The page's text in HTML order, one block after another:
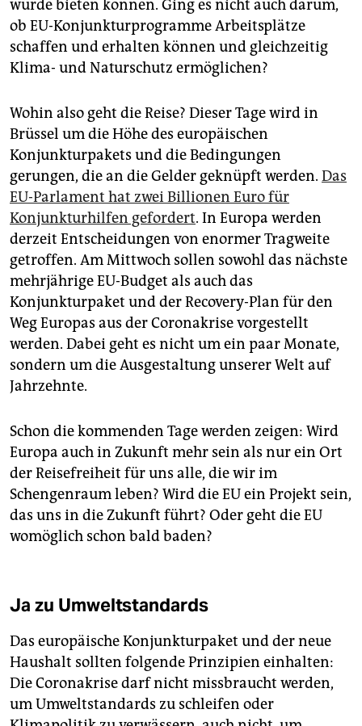
würde bieten können. Ging es nicht auch darum,
ob EU-Konjunkturprogramme Arbeitsplätze
schaffen und erhalten können und gleichzeitig
Klima- und Naturschutz ermöglichen?
Wohin also geht die Reise? Dieser Tage wird in
Brüssel um die Höhe des europäischen
Konjunkturpakets und die Bedingungen
gerungen, die an die Gelder geknüpft werden. Das
EU-Parlament hat zwei Billionen Euro für
Konjunkturhilfen gefordert. In Europa werden
derzeit Entscheidungen von enormer Tragweite
getroffen. Am Mittwoch sollen sowohl das nächste
mehrjährige EU-Budget als auch das
Konjunkturpaket und der Recovery-Plan für den
Weg Europas aus der Corona­krise vorgestellt
werden. Dabei geht es nicht um ein paar Monate,
sondern um die Ausgestaltung unserer Welt auf
Jahrzehnte.
Schon die kommenden Tage werden zeigen: Wird
Europa auch in Zukunft mehr sein als nur ein Ort
der Reisefreiheit für uns alle, die wir im
Schengenraum leben? Wird die EU ein Projekt sein,
das uns in die Zukunft führt? Oder geht die EU
womöglich schon bald baden?
Ja zu Umweltstandards
Das europäische Konjunkturpaket und der neue
Haushalt sollten folgende Prinzipien einhalten:
Die Coronakrise darf nicht missbraucht werden,
um Umweltstandards zu schleifen oder